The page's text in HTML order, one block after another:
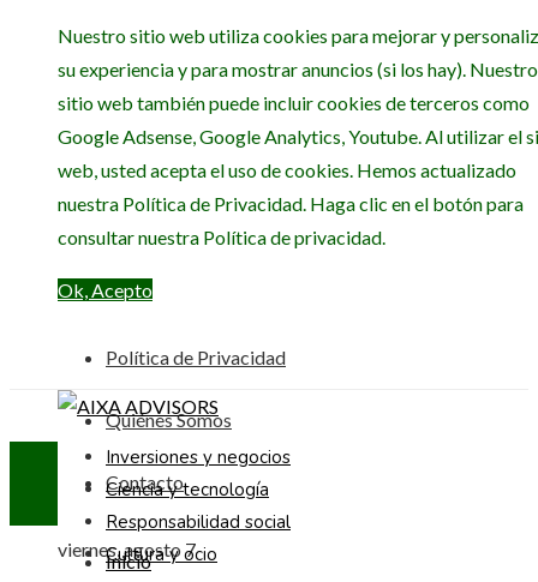
Nuestro sitio web utiliza cookies para mejorar y
su experiencia y para mostrar anuncios (si los hay). Nuestro
sitio web también puede incluir cookies de terceros como
Google Adsense, Google Analytics, Youtube. Al utilizar el
web, usted acepta el uso de cookies. Hemos actualizado
nuestra Política de Privacidad. Haga clic en el botón para
consultar nuestra Política de privacidad.
Ok, Acepto
Política de Privacidad
Quiénes Somos
Contacto
viernes, agosto 7
Inversiones y negocios
Ciencia y tecnología
Responsabilidad social
Cultura y ocio
Inicio